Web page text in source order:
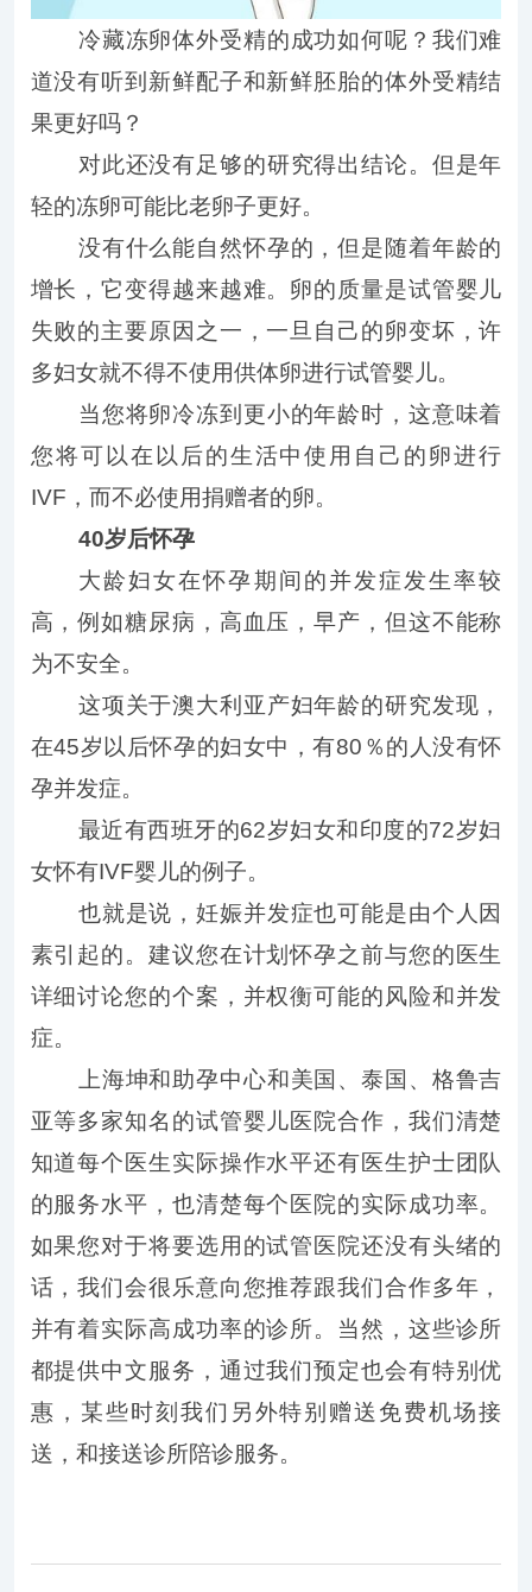
冷藏冻卵体外受精的成功如何呢？我们难
道没有听到新鲜配子和新鲜胚胎的体外受精结
果更好吗？
对此还没有足够的研究得出结论。但是年
轻的冻卵可能比老卵子更好。
没有什么能自然怀孕的，但是随着年龄的
增长，它变得越来越难。卵的质量是试管婴儿
失败的主要原因之一，一旦自己的卵变坏，许
多妇女就不得不使用供体卵进行试管婴儿。
当您将卵冷冻到更小的年龄时，这意味着
您将可以在以后的生活中使用自己的卵进行
IVF，而不必使用捐赠者的卵。
40岁后怀孕
大龄妇女在怀孕期间的并发症发生率较
高，例如糖尿病，高血压，早产，但这不能称
为不安全。
这项关于澳大利亚产妇年龄的研究发现，
在45岁以后怀孕的妇女中，有80％的人没有怀
孕并发症。
最近有西班牙的62岁妇女和印度的72岁妇
女怀有IVF婴儿的例子。
也就是说，妊娠并发症也可能是由个人因
素引起的。建议您在计划怀孕之前与您的医生
详细讨论您的个案，并权衡可能的风险和并发
症。
上海坤和助孕中心和美国、泰国、格鲁吉
亚等多家知名的试管婴儿医院合作，我们清楚
知道每个医生实际操作水平还有医生护士团队
的服务水平，也清楚每个医院的实际成功率。
如果您对于将要选用的试管医院还没有头绪的
话，我们会很乐意向您推荐跟我们合作多年，
并有着实际高成功率的诊所。当然，这些诊所
都提供中文服务，通过我们预定也会有特别优
惠，某些时刻我们另外特别赠送免费机场接
送，和接送诊所陪诊服务。